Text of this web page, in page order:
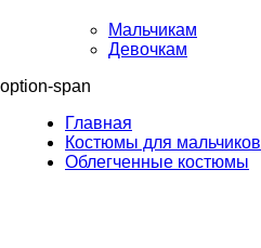
Мальчикам
Девочкам
option-span
Главная
Костюмы для мальчиков
Облегченные костюмы